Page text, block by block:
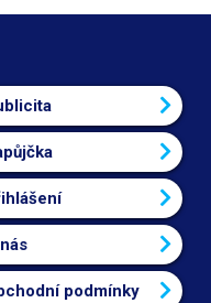
podmínky